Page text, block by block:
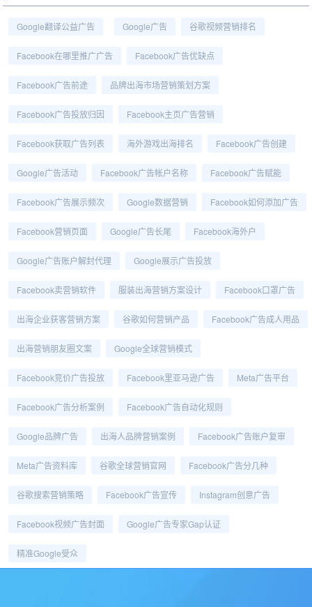
Google翻译公益广告 Google广告 谷歌视频营销排名
Facebook在哪里推广广告 Facebook广告优缺点
Facebook广告前途 品牌出海市场营销策划方案
Facebook广告投放归因 Facebook主页广告营销
Facebook获取广告列表 海外游戏出海排名 Facebook广告创建
Google广告活动 Facebook广告帐户名称 Facebook广告赋能
Facebook广告展示频次 Google数据营销 Facebook如何添加广告
Facebook营销页面 Google广告长尾 Facebook海外户
Google广告账户解封代理 Google展示广告投放
Facebook卖营销软件 服装出海营销方案设计 Facebook口罩广告
出海企业获客营销方案 谷歌如何营销产品 Facebook广告成人用品
出海营销朋友圈文案 Google全球营销模式
Facebook竞价广告投放 Facebook里亚马逊广告 Meta广告平台
Facebook广告分析案例 Facebook广告自动化规则
Google品牌广告 出海人品牌营销案例 Facebook广告账户复审
Meta广告资料库 谷歌全球营销官网 Facebook广告分几种
谷歌搜索营销策略 Facebook广告宣传 Instagram创意广告
Facebook视频广告封面 Google广告专家gap认证
精准Google受众